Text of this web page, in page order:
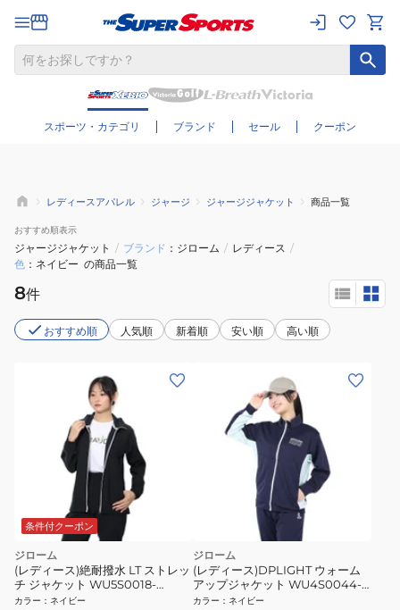
スポーツ・カテゴリ ブランド セール クーポン
さらに絞り込む
レディースアパレル ジャージ ジャージジャケット 商品一覧
おすすめ順表示
ジャージジャケット / ブランド ジローム / レディース /
色
ネイビー の商品一覧
8件
おすすめ順 人気順 新着順 安い順 高い順
条件付クーポン
ジローム
(レディース)絶耐撥水 LT ストレッ
チ ジャケット WU5S0018-
TR852-GRSD NVY
カラー ： ネイビー
ジローム
(レディース)DPLIGHT ウォーム
アップジャケット WU4S0044-
TR852-GRSD NVY
カラー ： ネイビー